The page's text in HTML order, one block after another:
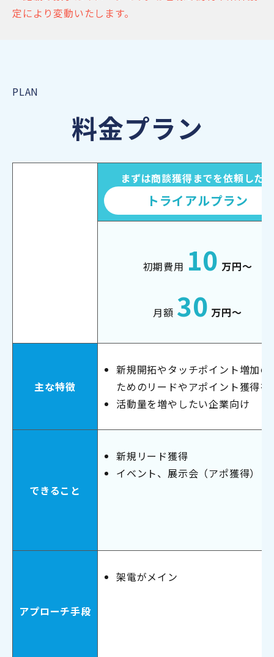
定により変動いたします。
PLAN
料金プラン
まずは商談獲得までを依頼したい
トライアルプラン
初期費用 10 万円～
月額 30 万円～
主な特徴
新規開拓やタッチポイント増加の
ためのリードやアポイント獲得を
活動量を増やしたい企業向け
できること
新規リード獲得
イベント、展示会（アポ獲得）
アプローチ手段
架電がメイン